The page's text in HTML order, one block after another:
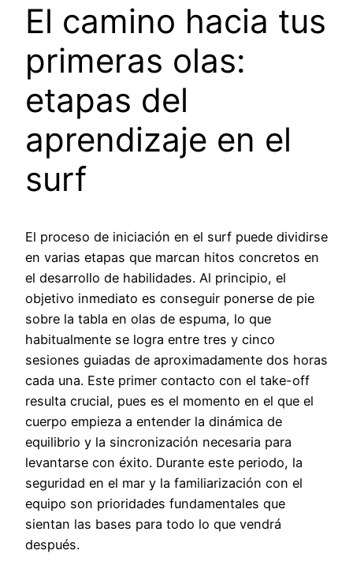
El camino hacia tus
primeras olas:
etapas del
aprendizaje en el
surf
El proceso de iniciación en el surf puede dividirse
en varias etapas que marcan hitos concretos en
el desarrollo de habilidades. Al principio, el
objetivo inmediato es conseguir ponerse de pie
sobre la tabla en olas de espuma, lo que
habitualmente se logra entre tres y cinco
sesiones guiadas de aproximadamente dos horas
cada una. Este primer contacto con el take-off
resulta crucial, pues es el momento en el que el
cuerpo empieza a entender la dinámica de
equilibrio y la sincronización necesaria para
levantarse con éxito. Durante este periodo, la
seguridad en el mar y la familiarización con el
equipo son prioridades fundamentales que
sientan las bases para todo lo que vendrá
después.